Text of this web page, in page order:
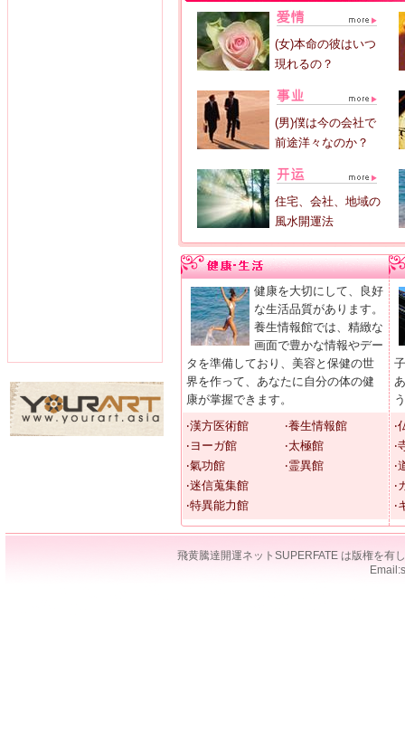
(女)本命の彼はいつ
現れるの？
(男)僕は今の会社で
前途洋々なのか？
住宅、会社、地域の
風水開運法
健康を大切にして、良好
な生活品質があります。
養生情報館では、精緻な
画面で豊かな情報やデー
タを準備しており、美容と保健の世
界を作って、あなたに自分の体の健
康が掌握できます。
‧漢方医術館
‧養生情報館
‧ヨーガ館
‧太極館
‧氣功館
‧霊異館
‧迷信蒐集館
‧特異能力館
‧
‧
‧
‧
‧
飛黄騰達開運ネットSUPERFATE は版権を有
Email: